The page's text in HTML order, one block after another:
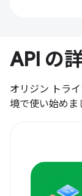
API の
オリジン トラ
境で使い始めま